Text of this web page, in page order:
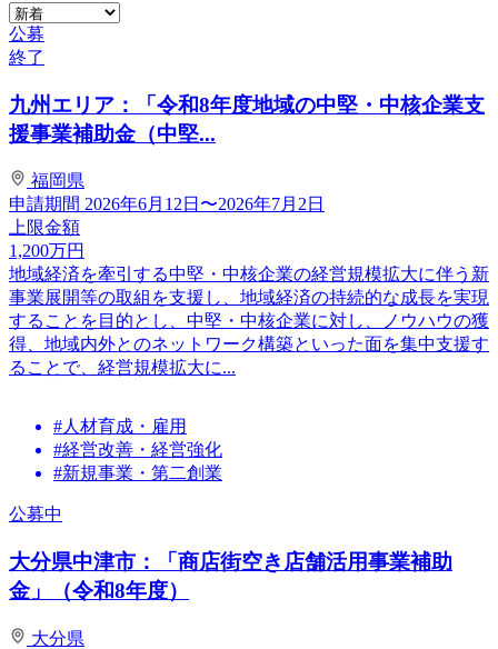
公募
終了
九州エリア：「令和8年度地域の中堅・中核企業支
援事業補助金（中堅...
福岡県
申請期間 2026年6月12日〜2026年7月2日
上限金額
1,200万円
地域経済を牽引する中堅・中核企業の経営規模拡大に伴う新
事業展開等の取組を支援し、地域経済の持続的な成長を実現
することを目的とし、中堅・中核企業に対し、ノウハウの獲
得、地域内外とのネットワーク構築といった面を集中支援す
ることで、経営規模拡大に...
#人材育成・雇用
#経営改善・経営強化
#新規事業・第二創業
公募中
大分県中津市：「商店街空き店舗活用事業補助
金」（令和8年度）
大分県